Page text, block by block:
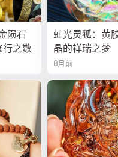
陨石
之数
虹光灵狐：黄
晶的祥瑞之梦
8月前